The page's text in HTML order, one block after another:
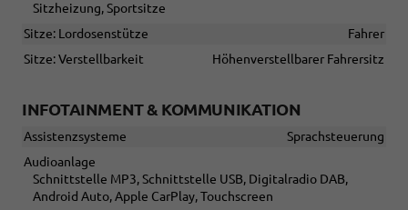
Sitzheizung, Sportsitze
Sitze: Lordosenstütze
Fahrer
Sitze: Verstellbarkeit
Höhenverstellbarer Fahrersitz
INFOTAINMENT & KOMMUNIKATION
Assistenzsysteme
Sprachsteuerung
Audioanlage
Schnittstelle MP3, Schnittstelle USB, Digitalradio DAB,
Android Auto, Apple CarPlay, Touchscreen